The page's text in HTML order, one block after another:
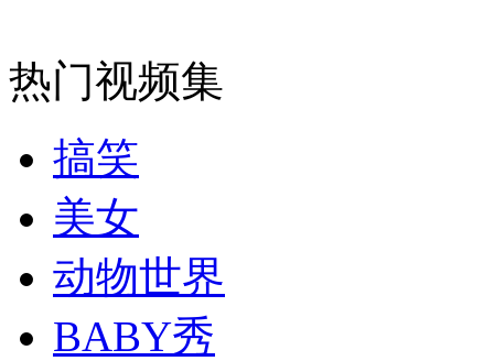
纽约上演“枕头大战”
司机酒驾遇交警 急速倒车逃窜
热门视频集
搞笑
美女
动物世界
BABY秀